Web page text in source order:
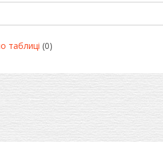
таблиці (0)